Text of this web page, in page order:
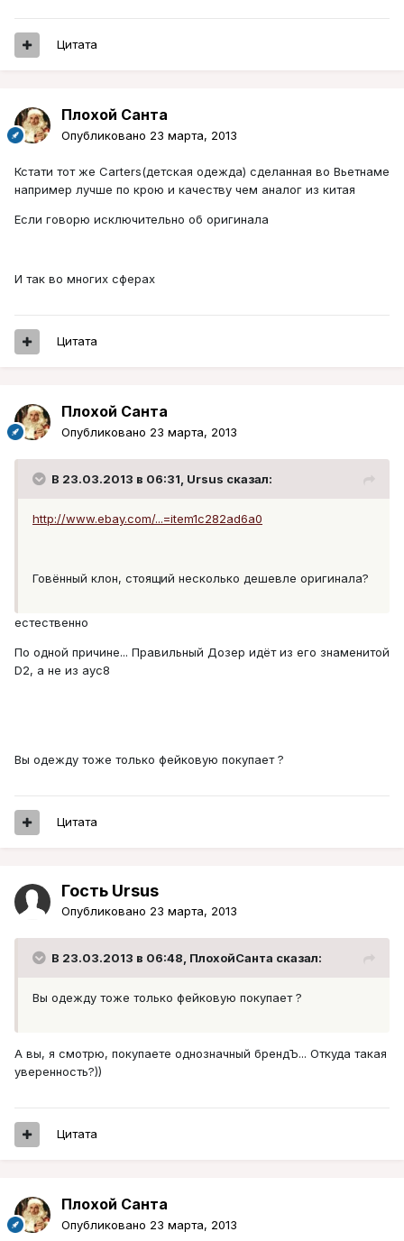
Цитата
Плохой Санта
Опубликовано 23 марта, 2013
Кстати тот же Carters(детская одежда) сделанная во Вьетнаме
например лучше по крою и качеству чем аналог из китая
Если говорю исключительно об оригинала
И так во многих сферах
Цитата
Плохой Санта
Опубликовано 23 марта, 2013
В 23.03.2013 в 06:31, Ursus сказал:
http://www.ebay.com/...=item1c282ad6a0
Говённый клон, стоящий несколько дешевле оригинала?
естественно
По одной причине... Правильный Дозер идёт из его знаменитой
D2, а не из аус8
Вы одежду тоже только фейковую покупает ?
Цитата
Гость Ursus
Опубликовано 23 марта, 2013
В 23.03.2013 в 06:48, ПлохойСанта сказал:
Вы одежду тоже только фейковую покупает ?
А вы, я смотрю, покупаете однозначный брендЪ... Откуда такая
уверенность?))
Цитата
Плохой Санта
Опубликовано 23 марта, 2013